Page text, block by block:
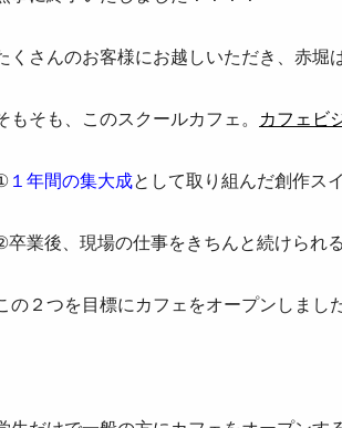
くさんのお客様にお越しいただき、赤堀
もそも、このスクールカフェ。 カフェビ
１年間の集大成として取り組んだ創作ス
卒業後、現場の仕事をきちんと続けられる
の２つを目標にカフェをオープンしました